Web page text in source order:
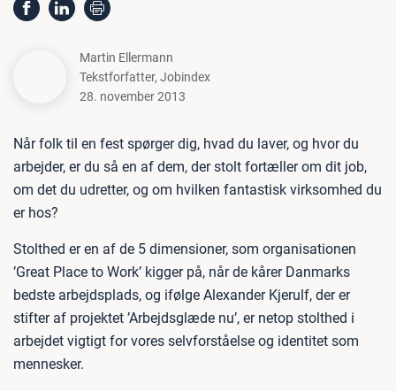
Martin Ellermann
Tekstforfatter, Jobindex
28. november 2013
Når folk til en fest spørger dig, hvad du laver, og hvor du
arbejder, er du så en af dem, der stolt fortæller om dit job,
om det du udretter, og om hvilken fantastisk virksomhed du
er hos?
Stolthed er en af de 5 dimensioner, som organisationen
’Great Place to Work’ kigger på, når de kårer Danmarks
bedste arbejdsplads, og ifølge Alexander Kjerulf, der er
stifter af projektet ’Arbejdsglæde nu’, er netop stolthed i
arbejdet vigtigt for vores selvforståelse og identitet som
mennesker.